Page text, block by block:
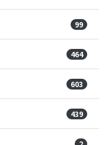
99
464
603
439